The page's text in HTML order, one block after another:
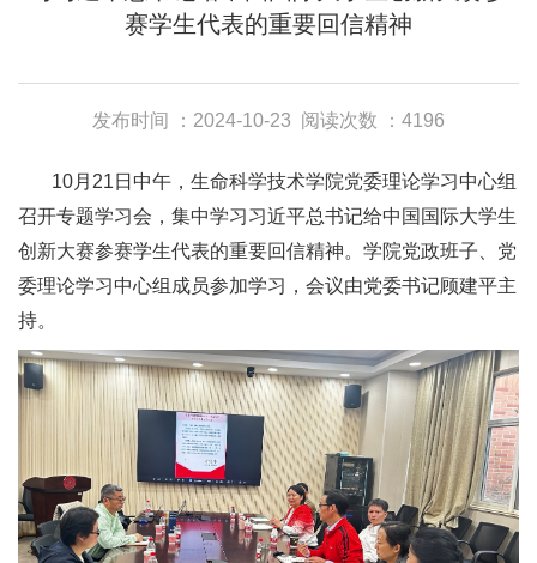
赛学生代表的重要回信精神
发布时间 ：2024-10-23 阅读次数 ：4196
10月21日中午，生命科学技术学院党委理论学习中心组
召开专题学习会，集中学习习近平总书记给中国国际大学生
创新大赛参赛学生代表的重要回信精神。学院党政班子、党
委理论学习中心组成员参加学习，会议由党委书记顾建平主
持。